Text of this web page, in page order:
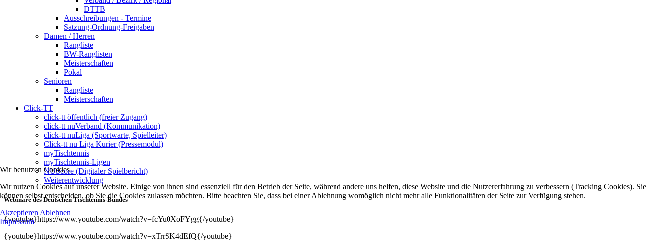
DTTB
Ausschreibungen - Termine
Satzung-Ordnung-Freigaben
Damen / Herren
Rangliste
BW-Ranglisten
Meisterschaften
Pokal
Senioren
Rangliste
Meisterschaften
Click-TT
click-tt öffentlich (freier Zugang)
click-tt nuVerband (Kommunikation)
click-tt nuLiga (Sportwarte, Spielleiter)
Click-tt nu Liga Kurier (Pressemodul)
myTischtennis
myTischtennis-Ligen
NUScore (Digitaler Spielbericht)
Weiterentwicklung
Webinare des Deutschen Tischtennis-Bundes
{youtube}https://www.youtube.com/watch?v=fcYu0XoFYgg{/youtube}
{youtube}https://www.youtube.com/watch?v=xTrrSK4dEfQ{/youtube}
Wir benutzen Cookies
Wir nutzen Cookies auf unserer Website. Einige von ihnen sind essenziell für den Betrieb der Seite, während andere uns helfen, diese Website und die Nutzererfahrung zu verbessern (Tracking Cookies). Sie
können selbst entscheiden, ob Sie die Cookies zulassen möchten. Bitte beachten Sie, dass bei einer Ablehnung womöglich nicht mehr alle Funktionalitäten der Seite zur Verfügung stehen.
Akzeptieren Ablehnen
Impressum